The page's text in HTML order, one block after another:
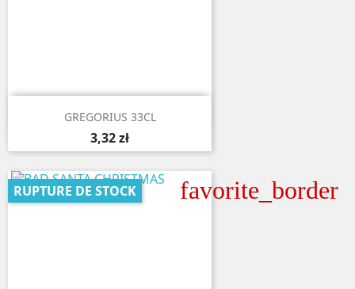
 Aperçu rapide
GREGORIUS 33CL
3,32 zł
favorite_border
RUPTURE DE STOCK